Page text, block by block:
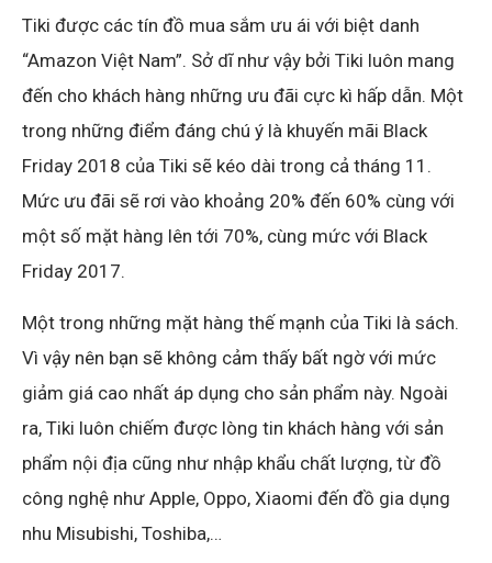
Tiki được các tín đồ mua sắm ưu ái với biệt danh
“Amazon Việt Nam”. Sở dĩ như vậy bởi Tiki luôn mang
đến cho khách hàng những ưu đãi cực kì hấp dẫn. Một
trong những điểm đáng chú ý là khuyến mãi Black
Friday 2018 của Tiki sẽ kéo dài trong cả tháng 11.
Mức ưu đãi sẽ rơi vào khoảng 20% đến 60% cùng với
một số mặt hàng lên tới 70%, cùng mức với Black
Friday 2017.
Một trong những mặt hàng thế mạnh của Tiki là sách.
Vì vậy nên bạn sẽ không cảm thấy bất ngờ với mức
giảm giá cao nhất áp dụng cho sản phẩm này. Ngoài
ra, Tiki luôn chiếm được lòng tin khách hàng với sản
phẩm nội địa cũng như nhập khẩu chất lượng, từ đồ
công nghệ như Apple, Oppo, Xiaomi đến đồ gia dụng
nhu Misubishi, Toshiba,…